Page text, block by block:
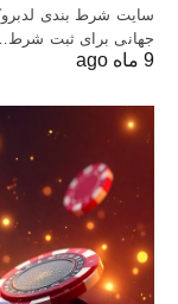
جهانی برای ثبت شرط…
9 ماه ago